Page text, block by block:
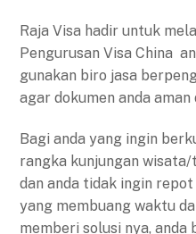
Raja Visa hadir untuk
Pengurusan Visa China
gunakan biro jasa
agar dokumen anda aman
Bagi anda yang ingin
rangka kunjungan
dan anda tidak ingin
yang membuang waktu
memberi solusi nya, anda